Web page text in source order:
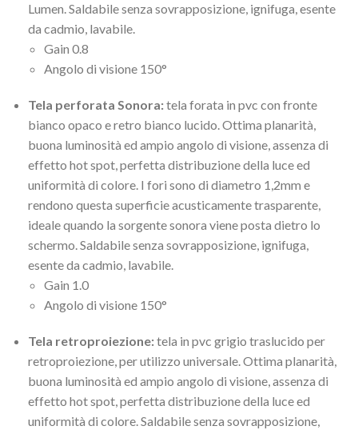
Lumen. Saldabile senza sovrapposizione, ignifuga, esente
da cadmio, lavabile.
Gain 0.8
Angolo di visione 150°
Tela perforata Sonora:tela forata in pvc con fronte
bianco opaco e retro bianco lucido. Ottima planarità,
buona luminosità ed ampio angolo di visione, assenza di
effetto hot spot, perfetta distribuzione della luce ed
uniformità di colore. I fori sono di diametro 1,2mm e
rendono questa superficie acusticamente trasparente,
ideale quando la sorgente sonora viene posta dietro lo
schermo. Saldabile senza sovrapposizione, ignifuga,
esente da cadmio, lavabile.
Gain 1.0
Angolo di visione 150°
Tela retroproiezione:tela in pvc grigio traslucido per
retroproiezione, per utilizzo universale. Ottima planarità,
buona luminosità ed ampio angolo di visione, assenza di
effetto hot spot, perfetta distribuzione della luce ed
uniformità di colore. Saldabile senza sovrapposizione,